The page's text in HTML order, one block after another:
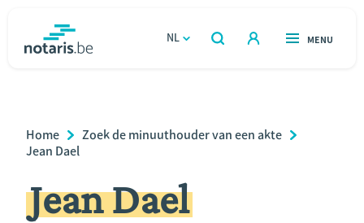
gaan
NL
OPEN
ZOEKEN
OPEN
MENU
Relatie & samenleven
Erven & schenken
Breadcrumb
Home
Zoek de minuuthouder van een akte
Jean Dael
Jean Dael